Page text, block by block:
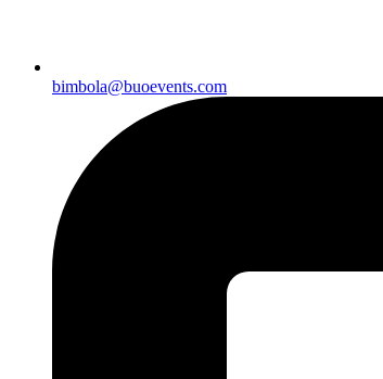
bimbola@buoevents.com